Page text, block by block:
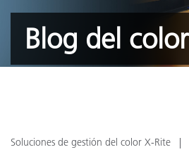
Blog del color
Soluciones de gestión del color X-Rite